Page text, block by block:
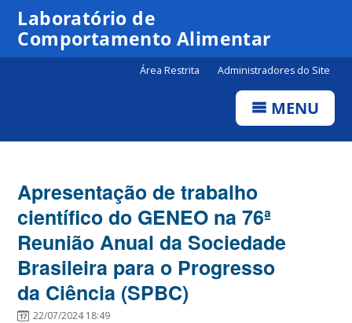
Laboratório de
Comportamento Alimentar
Área Restrita Administradores do Site
MENU
Apresentação de trabalho
científico do GENEO na 76ª
Reunião Anual da Sociedade
Brasileira para o Progresso
da Ciência (SPBC)
22/07/2024 18:49